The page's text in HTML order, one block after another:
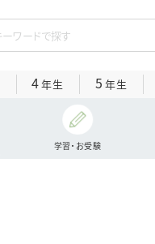
4年生 5 年生
学習・お受験